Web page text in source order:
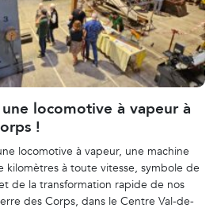
locomotive à vapeur à
!
locomotive à vapeur, une machine
kilomètres à toute vitesse, symbole de
de la transformation rapide de nos
des Corps, dans le Centre Val-de-